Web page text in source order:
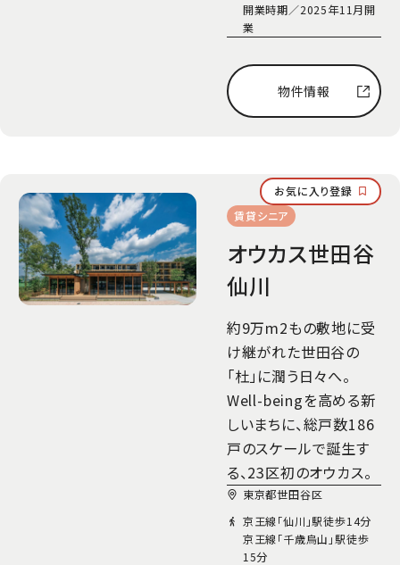
開業時期／2025年11月開
業
物件情報
賃貸シニア
お気に入り登録
オウカス世田谷
仙川
約9万m2もの敷地に受
け継がれた世田谷の
「杜」に潤う日々へ。
Well-beingを高める新
しいまちに、総戸数186
戸のスケールで誕生す
る、23区初のオウカス。
東京都世田谷区
京王線「仙川」駅徒歩14分
京王線「千歳烏山」駅徒歩
15分